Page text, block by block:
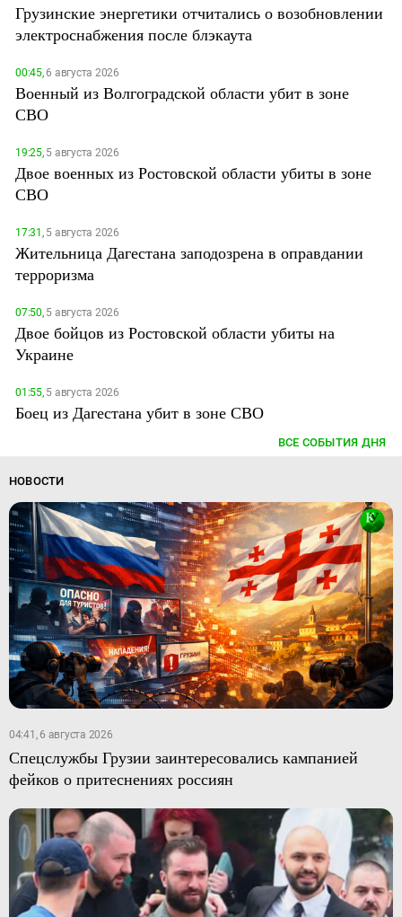
Грузинские энергетики отчитались о возобновлении
электроснабжения после блэкаута
00:45,6 августа 2026
Военный из Волгоградской области убит в зоне
СВО
19:25,5 августа 2026
Двое военных из Ростовской области убиты в зоне
СВО
17:31,5 августа 2026
Жительница Дагестана заподозрена в оправдании
терроризма
07:50,5 августа 2026
Двое бойцов из Ростовской области убиты на
Украине
01:55,5 августа 2026
Боец из Дагестана убит в зоне СВО
ВСЕ СОБЫТИЯ ДНЯ
НОВОСТИ
04:41, 6 августа 2026
Спецслужбы Грузии заинтересовались кампанией
фейков о притеснениях россиян